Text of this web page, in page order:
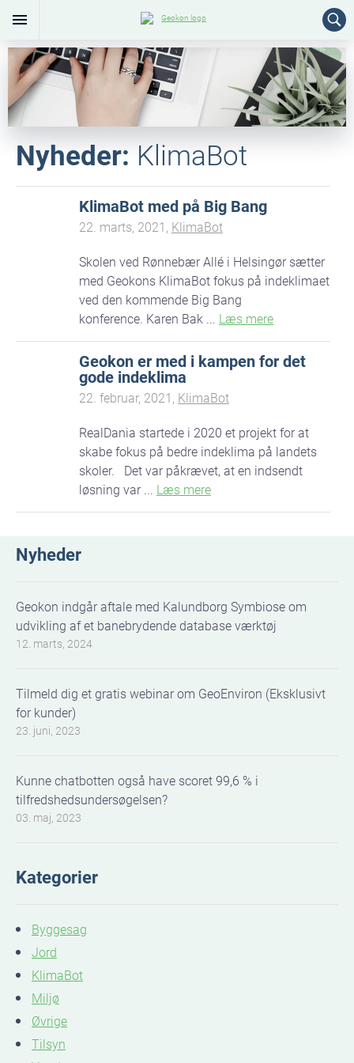
Nyheder: KlimaBot
KlimaBot med på Big Bang
22. marts, 2021, KlimaBot
Skolen ved Rønnebær Allé i Helsingør sætter
med Geokons KlimaBot fokus på indeklimaet
ved den kommende Big Bang
konference. Karen Bak ... Læs mere
Geokon er med i kampen for det
gode indeklima
22. februar, 2021, KlimaBot
RealDania startede i 2020 et projekt for at
skabe fokus på bedre indeklima på landets
skoler. Det var påkrævet, at en indsendt
løsning var ... Læs mere
Nyheder
Geokon indgår aftale med Kalundborg Symbiose om
udvikling af et banebrydende database værktøj
12. marts, 2024
Tilmeld dig et gratis webinar om GeoEnviron (Eksklusivt
for kunder)
23. juni, 2023
Kunne chatbotten også have scoret 99,6 % i
tilfredshedsundersøgelsen?
03. maj, 2023
Kategorier
Byggesag
Jord
KlimaBot
Miljø
Øvrige
Tilsyn